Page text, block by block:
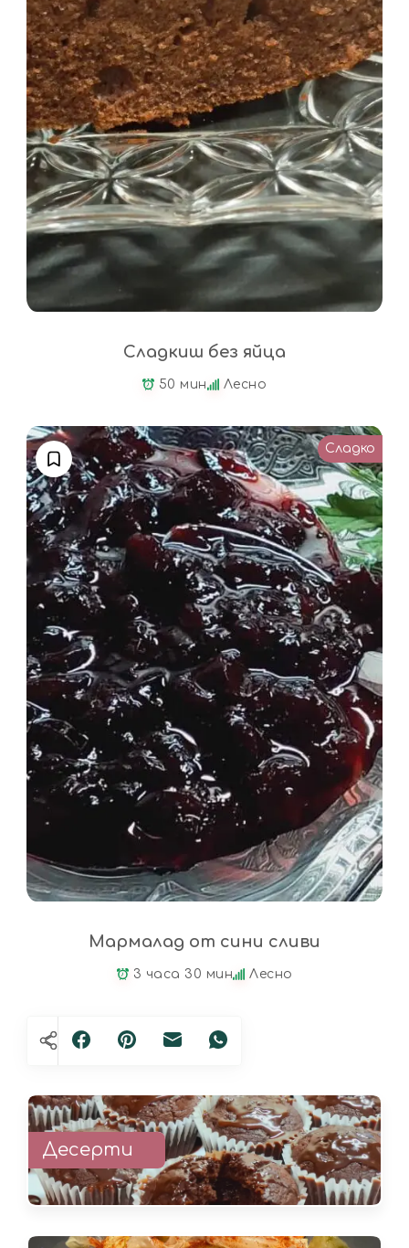
Сладкиш без яйца
50 мин Лесно
Сладко
Мармалад от сини сливи
3 часа 30 мин Лесно
Десерти